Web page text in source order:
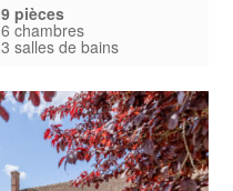
9 pièces
6 chambres
3 salles de bains